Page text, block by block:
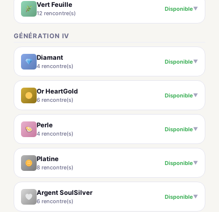
Vert Feuille
12 rencontre(s)
Disponible▼
GÉNÉRATION IV
Diamant
4 rencontre(s)
Disponible▼
Or HeartGold
6 rencontre(s)
Disponible▼
Perle
4 rencontre(s)
Disponible▼
Platine
8 rencontre(s)
Disponible▼
Argent SoulSilver
6 rencontre(s)
Disponible▼